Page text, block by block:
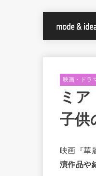
映画・ドラ
ミ
子
映画『華
演作品や